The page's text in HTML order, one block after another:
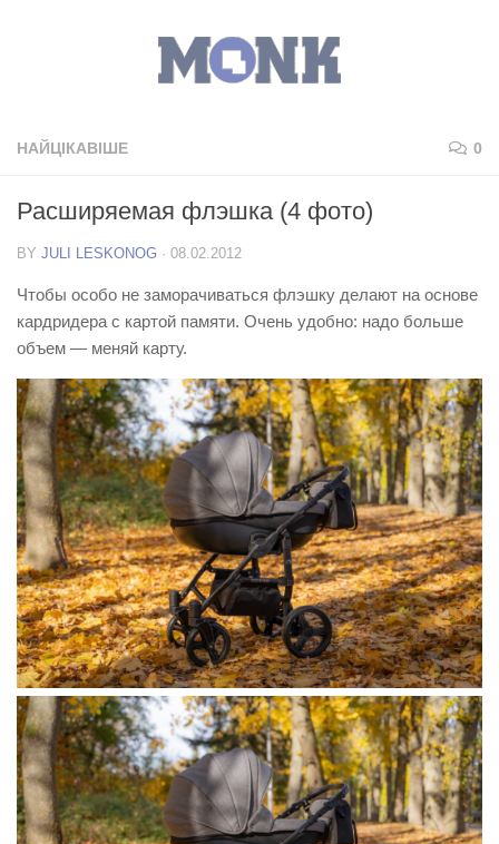
НАЙЦІКАВІШЕ 0
Расширяемая флэшка (4 фото)
BY JULI LESKONOG · 08.02.2012
Чтобы особо не заморачиваться флэшку делают на основе
кардридера с картой памяти. Очень удобно: надо больше
объем — меняй карту.